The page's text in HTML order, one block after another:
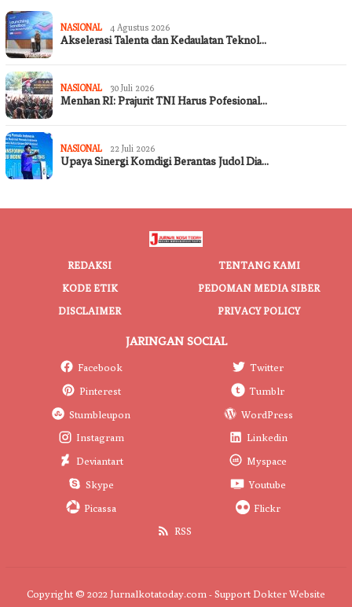
NASIONAL 4 Agustus 2026
Akselerasi Talenta dan Kedaulatan Teknol…
NASIONAL 30 Juli 2026
Menhan RI: Prajurit TNI Harus Pofesional…
NASIONAL 22 Juli 2026
Upaya Sinergi Komdigi Berantas Judol Dia…
REDAKSI
TENTANG KAMI
KODE ETIK
PEDOMAN MEDIA SIBER
DISCLAIMER
PRIVACY POLICY
JARINGAN SOCIAL
Facebook
Twitter
Pinterest
Tumblr
Stumbleupon
WordPress
Instagram
Linkedin
Deviantart
Myspace
Skype
Youtube
Picassa
Flickr
RSS
Copyright © 2022 Jurnalkotatoday.com - Support Dokter Website